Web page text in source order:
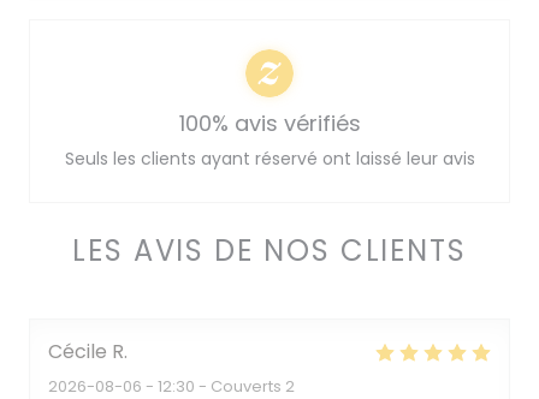
LES AVIS DE NOS CLIENTS
Cécile R
2026-08-06 - 12:30 - Couverts 2
100% avis vérifiés
Seuls les clients ayant réservé ont laissé leur avis